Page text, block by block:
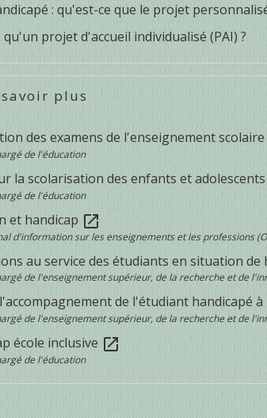
: qu'est-ce que le projet
projet d'accueil individualisé (PAI) ?
plus
des examens de l'enseignement
de l'éducation
la scolarisation des enfants et
de l'éducation
et handicap open_in_new
d'information sur les enseignements et les professions
au service des étudiants en situation de
de l'enseignement supérieur, de la recherche et de
de l'étudiant handicapé
de l'enseignement supérieur, de la recherche et de
école inclusive open_in_new
de l'éducation